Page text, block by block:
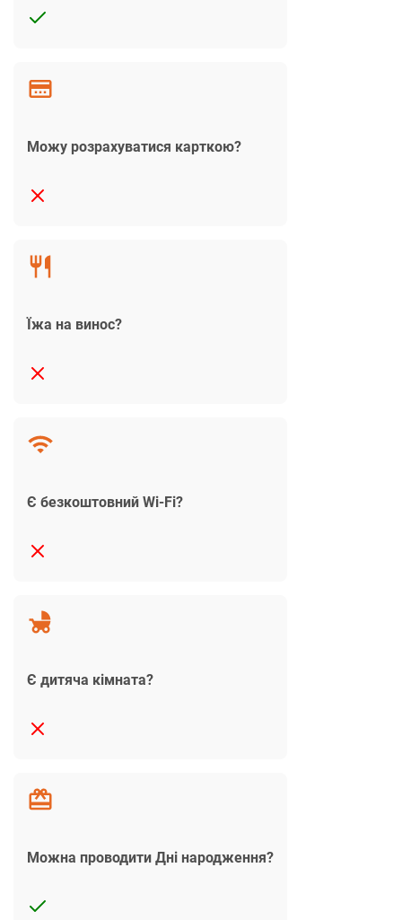
Можу розрахуватися карткою?
Їжа на винос?
Є безкоштовний Wi-Fi?
Є дитяча кімната?
Можна проводити Дні народження?